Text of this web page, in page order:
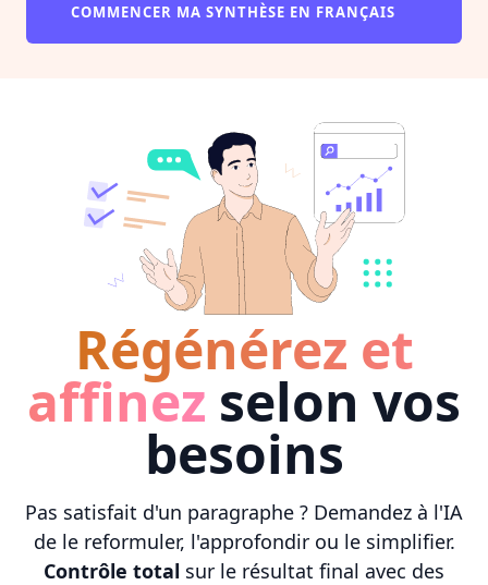
COMMENCER MA SYNTHÈSE EN FRANÇAIS
Régénérez et
affinez selon vos
besoins
Pas satisfait d'un paragraphe ? Demandez à l'IA
de le reformuler, l'approfondir ou le simplifier.
Contrôle total sur le résultat final avec des